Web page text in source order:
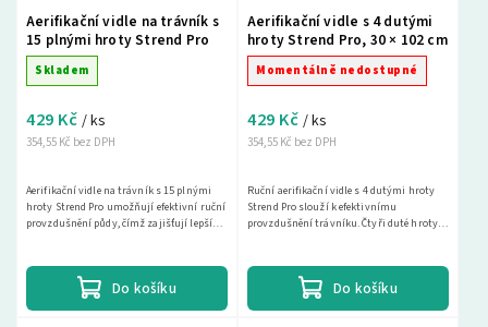
Aerifikační vidle na trávník s
15 plnými hroty Strend Pro
Skladem
354,55 Kč bez DPH
429 Kč / ks
Do košíku
Aerifikační vidle na trávník s 15 plnými
hroty Strend Pro umožňují efektivní ruční
provzdušnění půdy, čímž zajišťují lepší
Aerifikační vidle s 4 dutými
hroty Strend Pro, 30 × 102 cm
Momentálně nedostupné
354,55 Kč bez DPH
429 Kč / ks
Do košíku
Ruční aerifikační vidle s 4 dutými hroty
Strend Pro slouží k efektivnímu
provzdušnění trávníku. Čtyři duté hroty